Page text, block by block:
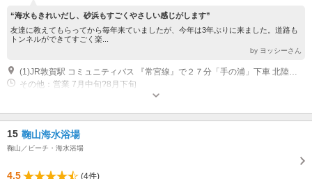
“海水もきれいだし、砂浜もすごくやさしい感じがします”
友達に教えてもらってから毎年来ていましたが、今年は3年ぶりに来ました。道路も
トンネルができてすごく楽...
by ヨッシーさん
(1)JR敦賀駅 コミュニティバス 『常宮線』で２７分「手の浦」下車 北陸自動車道・敦賀IC 車 20分
その他：営業 7月中旬?8月下旬
15 鞠山海水浴場
鞠山／ビーチ・海水浴場
4.5
(4件)